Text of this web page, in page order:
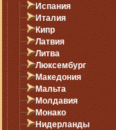
Испания
Италия
Кипр
Латвия
Литва
Люксембург
Македония
Мальта
Молдавия
Монако
Нидерланды